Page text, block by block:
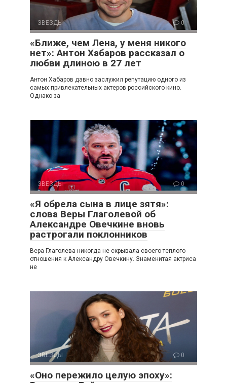
ЗВЕЗДЫ 0
«Ближе, чем Лена, у меня никого
нет»: Антон Хабаров рассказал о
любви длиною в 27 лет
Антон Хабаров давно заслужил репутацию одного из
самых привлекательных актеров российского кино.
Однако за
ЗВЕЗДЫ 0
«Я обрела сына в лице зятя»:
слова Веры Глаголевой об
Александре Овечкине вновь
растрогали поклонников
Вера Глаголева никогда не скрывала своего теплого
отношения к Александру Овечкину. Знаменитая актриса
не
ЗВЕЗДЫ 0
«Оно пережило целую эпоху»: